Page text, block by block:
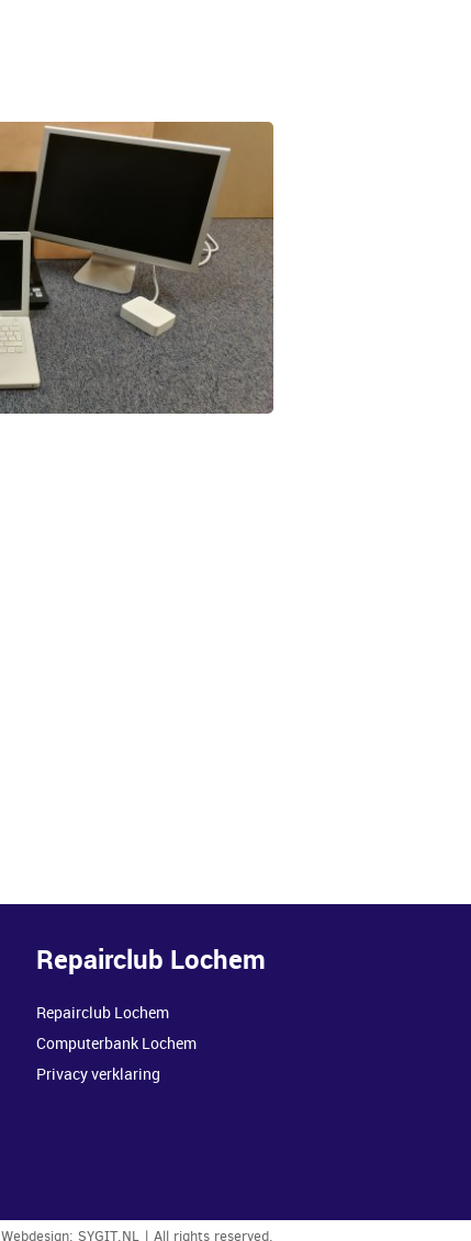
Repairclub Lochem
Repairclub Lochem
Computerbank Lochem
Privacy verklaring
Webdesign: SYGIT.NL | All rights reserved.